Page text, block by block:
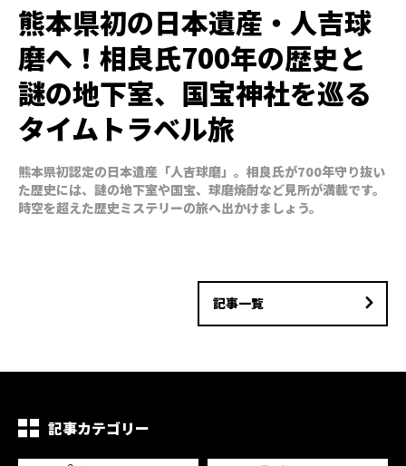
熊本県初の日本遺産・人吉球
磨へ！相良氏700年の歴史と
謎の地下室、国宝神社を巡る
タイムトラベル旅
熊本県初認定の日本遺産「人吉球磨」。相良氏が700年守り抜い
た歴史には、謎の地下室や国宝、球磨焼酎など見所が満載です。
時空を超えた歴史ミステリーの旅へ出かけましょう。
記事一覧
記事カテゴリー